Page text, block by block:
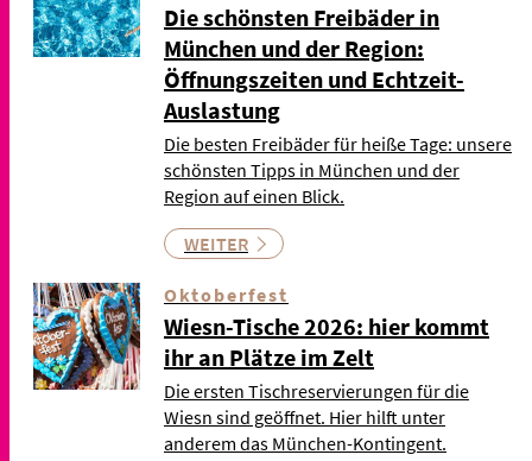
Die schönsten Freibäder in
München und der Region:
Öffnungszeiten und Echtzeit-
Auslastung
Die besten Freibäder für heiße Tage: unsere
schönsten Tipps in München und der
Region auf einen Blick.
WEITER
Oktoberfest
Wiesn-Tische 2026: hier kommt
ihr an Plätze im Zelt
Die ersten Tischreservierungen für die
Wiesn sind geöffnet. Hier hilft unter
anderem das München-Kontingent.